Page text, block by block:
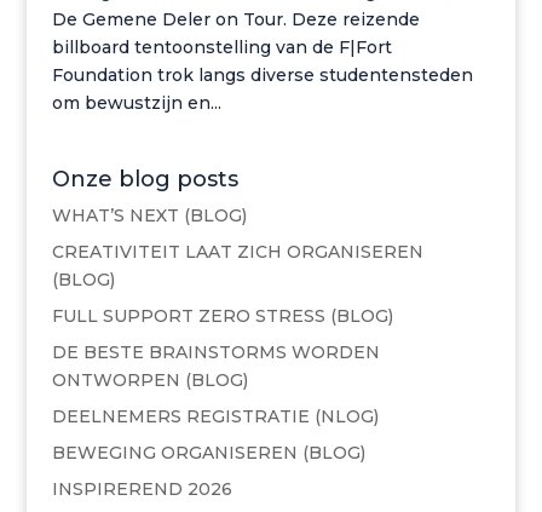
De Gemene Deler on Tour. Deze reizende
billboard tentoonstelling van de F|Fort
Foundation trok langs diverse studentensteden
om bewustzijn en...
Onze blog posts
WHAT’S NEXT (BLOG)
CREATIVITEIT LAAT ZICH ORGANISEREN
(BLOG)
FULL SUPPORT ZERO STRESS (BLOG)
DE BESTE BRAINSTORMS WORDEN
ONTWORPEN (BLOG)
DEELNEMERS REGISTRATIE (NLOG)
BEWEGING ORGANISEREN (BLOG)
INSPIREREND 2026